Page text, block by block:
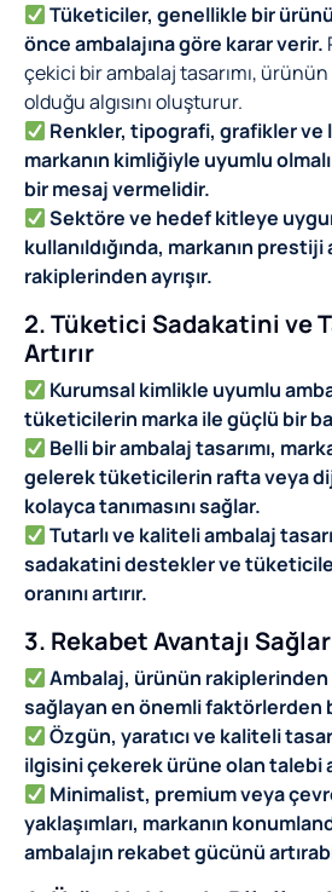
Tüketiciler, genellikle bir
önce ambalajına göre karar verir.
çekici bir ambalaj tasarımı,
olduğu algısını oluşturur.
Renkler, tipografi, grafikler ve
markanın kimliğiyle uyumlu
bir mesaj vermelidir.
Sektöre ve hedef kitleye
kullanıldığında, markanın prestiji
rakiplerinden ayrışır.
2. Tüketici Sadakatini ve
Artırır
Kurumsal kimlikle uyumlu
tüketicilerin marka ile güçlü bir
Belli bir ambalaj tasarımı,
gelerek tüketicilerin rafta veya
kolayca tanımasını sağlar.
Tutarlı ve kaliteli ambalaj
sadakatini destekler ve
oranını artırır.
3. Rekabet Avantajı Sağlar
Ambalaj, ürünün rakiplerinden
sağlayan en önemli faktörlerden
Özgün, yaratıcı ve kaliteli
ilgisini çekerek ürüne olan talebi
Minimalist, premium veya
yaklaşımları, markanın
ambalajın rekabet gücünü